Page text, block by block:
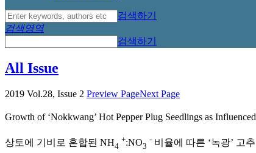
검색하기
검색영역
검색하기
All Issue
2019 Vol.28, Issue 2 Preview PageNext Page
Growth of ‘Nokkwang’ Hot Pepper Plug Seedlings as
상토에 기비로 혼합된 NH4
+:NO3
- 비율에 따른 ‘녹광’ 고